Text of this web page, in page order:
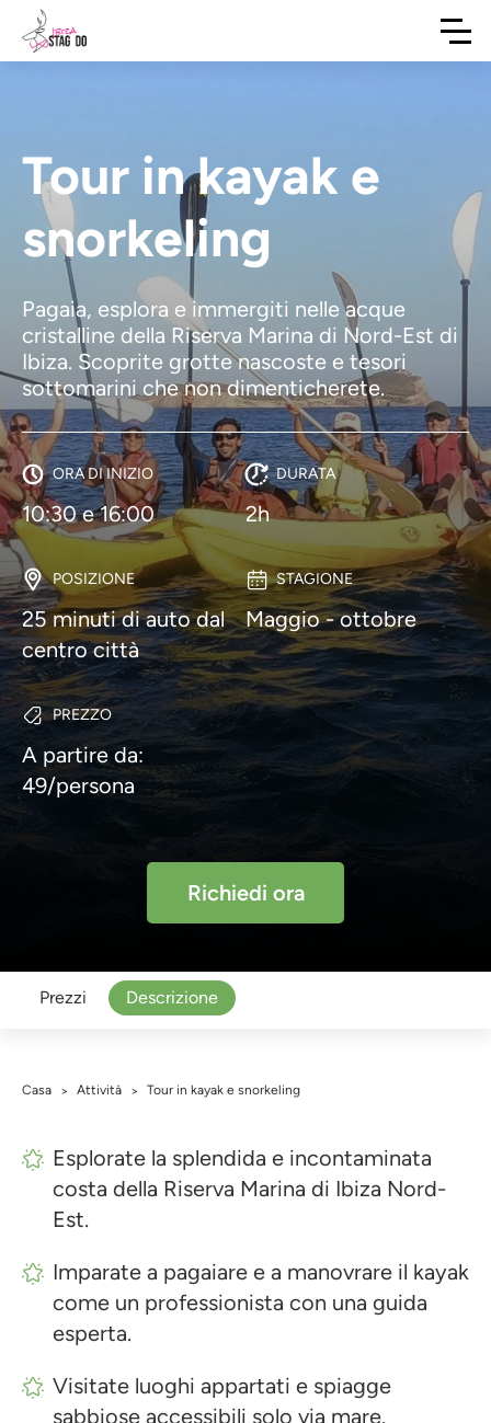
Tour in kayak e
snorkeling
Pagaia, esplora e immergiti nelle acque
cristalline della Riserva Marina di Nord-Est di
Ibiza. Scoprite grotte nascoste e tesori
sottomarini che non dimenticherete.
ORA DI INIZIO
10:30 e 16:00
DURATA
2h
POSIZIONE
25 minuti di auto dal
centro città
STAGIONE
Maggio - ottobre
PREZZO
A partire da:
49/persona
Richiedi ora
Prezzi Descrizione
Casa > Attività > Tour in kayak e snorkeling
Esplorate la splendida e incontaminata
costa della Riserva Marina di Ibiza Nord-
Est.
Imparate a pagaiare e a manovrare il kayak
come un professionista con una guida
esperta.
Visitate luoghi appartati e spiagge
sabbiose accessibili solo via mare.